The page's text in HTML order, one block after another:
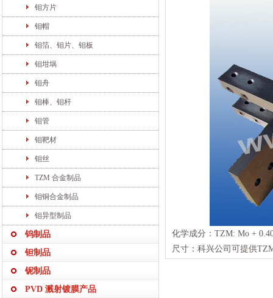
钼方片
钼帽
钼箔、钼片、钼板
钼坩埚
钼舟
钼棒、钼杆
钼管
钼靶材
钼丝
TZM 合金制品
钼铜合金制品
钼异型制品
钨制品
钽制品
铌制品
PVD 溅射镀膜产品
化学成分：TZM: Mo +
尺寸：科兴公司可提供